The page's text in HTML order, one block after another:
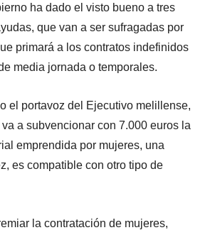
ha dado el visto bueno a tres
que van a ser sufragadas por
primará a los contratos indefinidos
media jornada o temporales.
el portavoz del Ejecutivo melillense,
a subvencionar con 7.000 euros la
emprendida por mujeres, una
es compatible con otro tipo de
la contratación de mujeres,